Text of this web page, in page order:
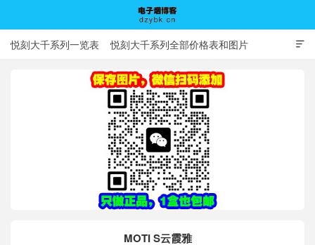
电子烟博客

悦刻大千系列一览表 悦刻大千系列全部价格表和图片
MOTI S云霞雅